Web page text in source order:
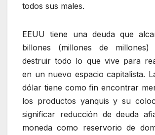
todos sus males.
EEUU tiene una deuda que
billones (millones de
destruir todo lo que vive para
en un nuevo espacio capitalista.
dólar tiene como fin encontrar
los productos yanquis y su
significar reducción de deuda
moneda como reservorio de